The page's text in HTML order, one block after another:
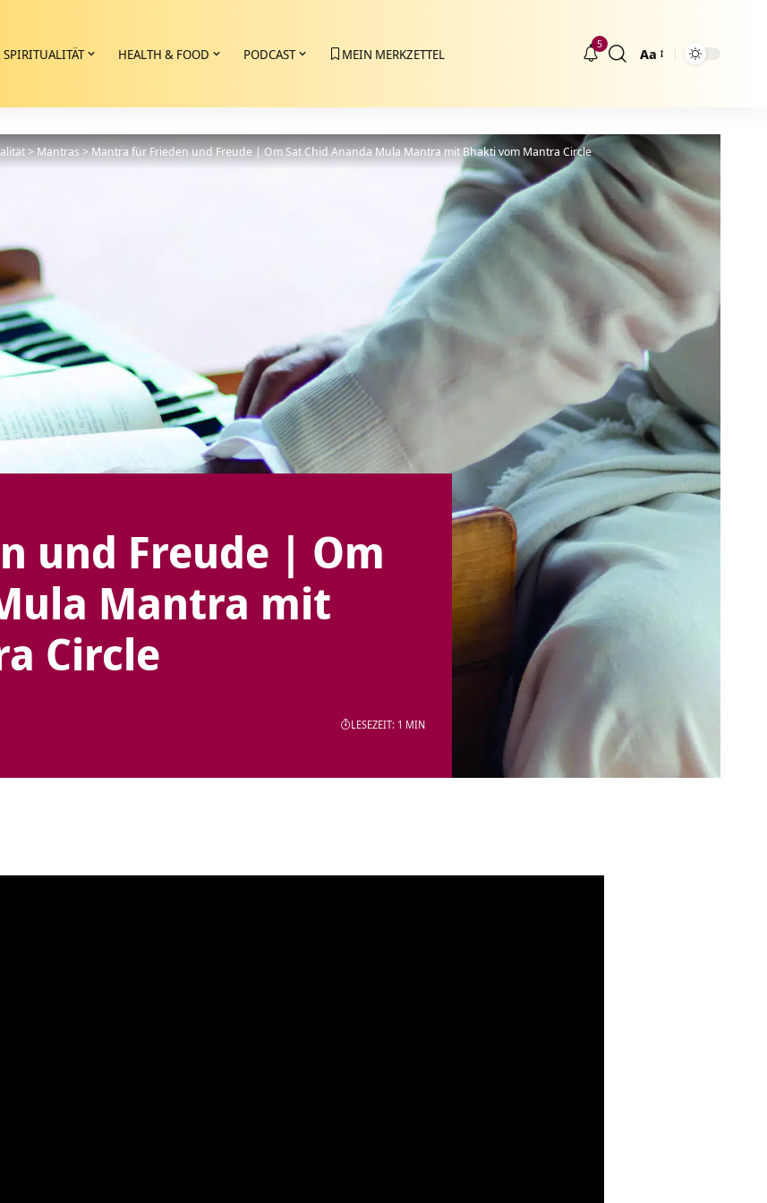
HEALTH & FOOD PODCAST MEIN MERKZETTEL
5
Größenänderung
Aa
>Mantras>Mantra für Frieden und Freude | Om Sat Chid Ananda Mula Mantra mit Bhakti vom Mantra Circle
und Freude | Om
Mantra mit
Circle
LESEZEIT: 1 MIN